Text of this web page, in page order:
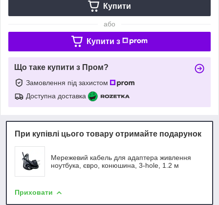
Купити
або
Купити з
Що таке купити з Пром?
Замовлення під захистом
Доступна доставка
При купівлі цього товару отримайте подарунок
Мережевий кабель для адаптера живлення
ноутбука, євро, конюшина, 3-hole, 1.2 м
Приховати